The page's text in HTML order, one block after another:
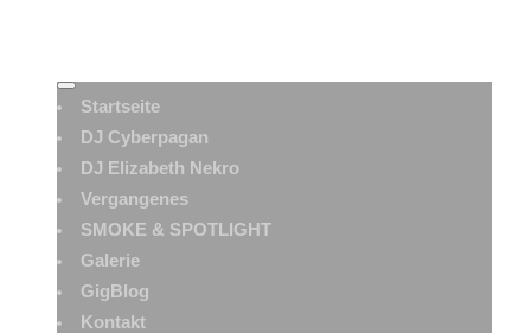
Startseite
DJ Cyberpagan
DJ Elizabeth Nekro
Vergangenes
SMOKE & SPOTLIGHT
Galerie
GigBlog
Kontakt